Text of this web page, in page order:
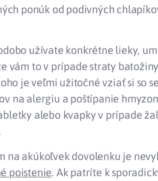
ponúk od podivných
užívate konkrétne lieky,
vám to v prípade straty
je veľmi užitočné vziať si so
na alergiu a poštípanie
alebo kvapky v prípade
na akúkoľvek dovolenku je
poistenie. Ak patríte k